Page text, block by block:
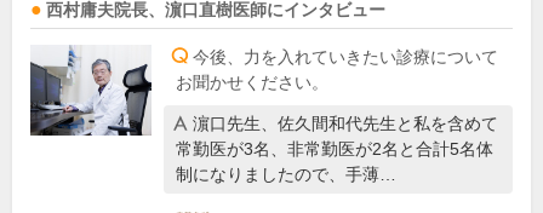
西村庸夫院長、 濵口直樹医師にインタビュー
今後、力を入れていきたい診療について
お聞かせください。
濵口先生、佐久間和代先生と私を含めて
常勤医が3名、非常勤医が2名と合計5名体
制になりましたので、手薄…